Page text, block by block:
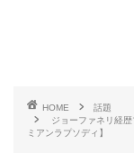
HOME
話題
ジョーファネリ経
ミアンラプソディ】